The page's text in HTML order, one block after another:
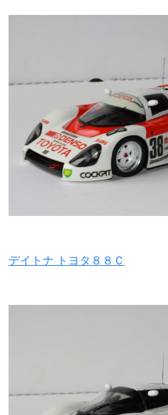
デイトナ トヨタ８８Ｃ